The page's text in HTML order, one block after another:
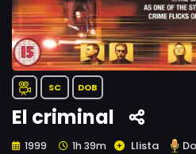
SC DOB
El criminal
1999 1h 39m Llista